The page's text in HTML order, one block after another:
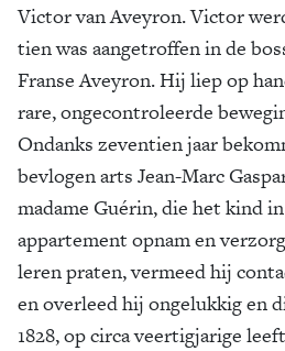
Victor van Aveyron. Victor
tien was aangetroffen in de
Franse Aveyron. Hij liep op
rare, ongecontroleerde
Ondanks zeventien jaar
bevlogen arts Jean-Marc
madame Guérin, die het kind
appartement opnam en
leren praten, vermeed hij
en overleed hij ongelukkig en
1828, op circa veertigjarige